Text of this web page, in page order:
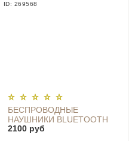
ID: 269568
БЕСПРОВОДНЫЕ
НАУШНИКИ BLUETOOTH
COLLAR HEADPHONES
2100 руб